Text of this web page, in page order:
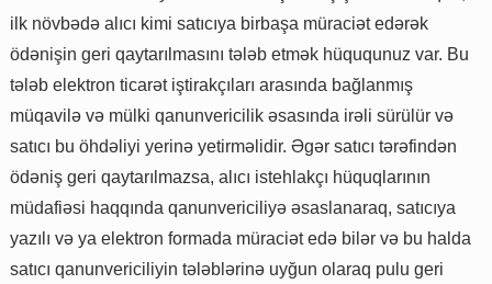
ilk növbədə alıcı kimi satıcıya birbaşa müraciət edərək
ödənişin geri qaytarılmasını tələb etmək hüququnuz var. Bu
tələb elektron ticarət iştirakçıları arasında bağlanmış
müqavilə və mülki qanunvericilik əsasında irəli sürülür və
satıcı bu öhdəliyi yerinə yetirməlidir. Əgər satıcı tərəfindən
ödəniş geri qaytarılmazsa, alıcı istehlakçı hüquqlarının
müdafiəsi haqqında qanunvericiliyə əsaslanaraq, satıcıya
yazılı və ya elektron formada müraciət edə bilər və bu halda
satıcı qanunvericiliyin tələblərinə uyğun olaraq pulu geri